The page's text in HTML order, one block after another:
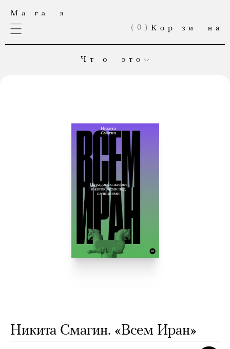
( 0 )
Чт о это
который вы собирались купить, закончился; если
вы мечтаете делать вещи вместе с нами — напишите нам:
помогает «Медузе» выжить.
Приходите чаще! «Магаз» постоянно обновляется.
Никита Смагин. «Всем Иран»